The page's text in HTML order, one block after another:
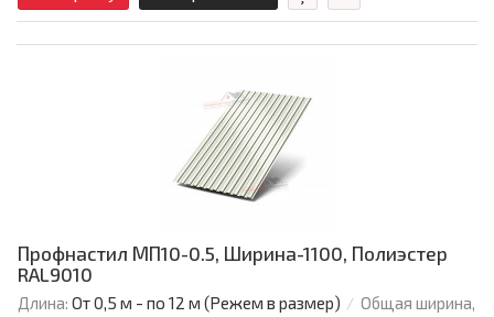
Профнастил МП10-0.5, Ширина-1100, Полиэстер
RAL9010
Длина: От 0,5 м - по 12 м (Режем в размер)
Общая ширина,